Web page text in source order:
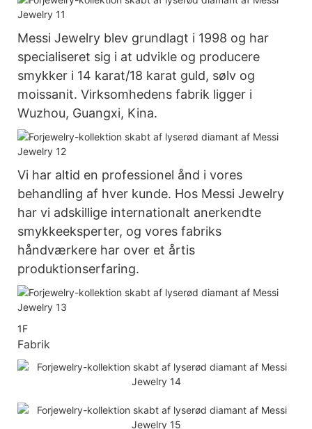
Messi Jewelry blev grundlagt i 1998 og har
specialiseret sig i at udvikle og producere
smykker i 14 karat/18 karat guld, sølv og
moissanit. Virksomhedens fabrik ligger i
Wuzhou, Guangxi, Kina.
Vi har altid en professionel ånd i vores
behandling af hver kunde. Hos Messi Jewelry
har vi adskillige internationalt anerkendte
smykkeeksperter, og vores fabriks
håndværkere har over et årtis
produktionserfaring.
1F
Fabrik